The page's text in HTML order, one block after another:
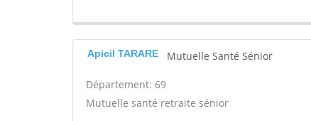
Apicil TARARE Mutuelle Santé Sénior
Département: 69
Mutuelle santé retraite sénior